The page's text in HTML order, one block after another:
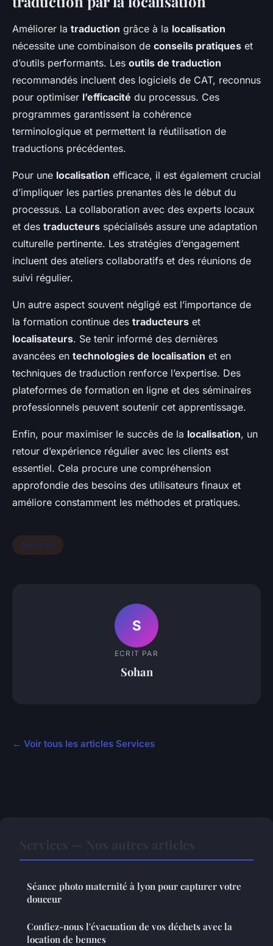
Améliorer la traduction grâce à la localisation
nécessite une combinaison de conseils pratiques et
d’outils performants. Les outils de traduction
recommandés incluent des logiciels de CAT, reconnus
pour optimiser l’efficacité du processus. Ces
programmes garantissent la cohérence
terminologique et permettent la réutilisation de
traductions précédentes.
Pour une localisation efficace, il est également crucial
d’impliquer les parties prenantes dès le début du
processus. La collaboration avec des experts locaux
et des traducteurs spécialisés assure une adaptation
culturelle pertinente. Les stratégies d’engagement
incluent des ateliers collaboratifs et des réunions de
suivi régulier.
Un autre aspect souvent négligé est l’importance de
la formation continue des traducteurs et
localisateurs. Se tenir informé des dernières
avancées en technologies de localisation et en
techniques de traduction renforce l’expertise. Des
plateformes de formation en ligne et des séminaires
professionnels peuvent soutenir cet apprentissage.
Enfin, pour maximiser le succès de la localisation, un
retour d’expérience régulier avec les clients est
essentiel. Cela procure une compréhension
approfondie des besoins des utilisateurs finaux et
améliore constamment les méthodes et pratiques.
Services
S
ECRIT PAR
Sohan
← Voir tous les articles Services
Séance photo maternité à lyon pour capturer votre
douceur
Confiez-nous l'évacuation de vos déchets avec la
location de bennes